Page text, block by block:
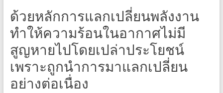
ด้วยหลักการแลกเปลี่ยนพลังงาน
ทำให้ความร้อนในอากาศไม่มี
สูญหายไปโดยเปล่าประโยชน์
เพราะถูกนำการมาแลกเปลี่ยน
อย่างต่อเนื่อง